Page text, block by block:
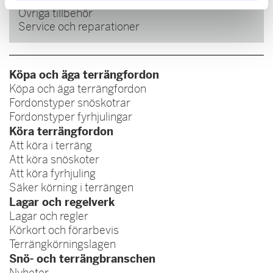
Övriga tillbehör
Service och reparationer
Köpa och äga terrängfordon
Köpa och äga terrängfordon
Fordonstyper snöskotrar
Fordonstyper fyrhjulingar
Köra terrängfordon
Att köra i terräng
Att köra snöskoter
Att köra fyrhjuling
Säker körning i terrängen
Lagar och regelverk
Lagar och regler
Körkort och förarbevis
Terrängkörningslagen
Snö- och terrängbranschen